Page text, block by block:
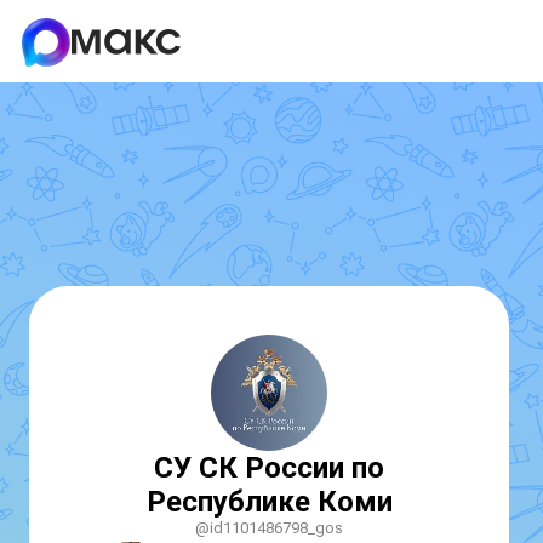
СУ СК России по
Республике Коми
@id1101486798_gos